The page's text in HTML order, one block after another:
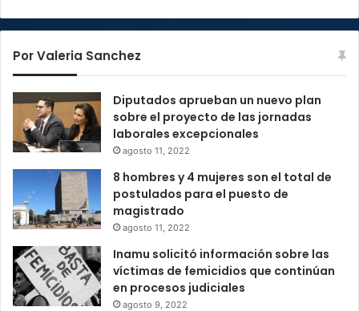
Por Valeria Sanchez
Diputados aprueban un nuevo plan
sobre el proyecto de las jornadas
laborales excepcionales
agosto 11, 2022
8 hombres y 4 mujeres son el total de
postulados para el puesto de
magistrado
agosto 11, 2022
Inamu solicitó información sobre las
víctimas de femicidios que continúan
en procesos judiciales
agosto 9, 2022